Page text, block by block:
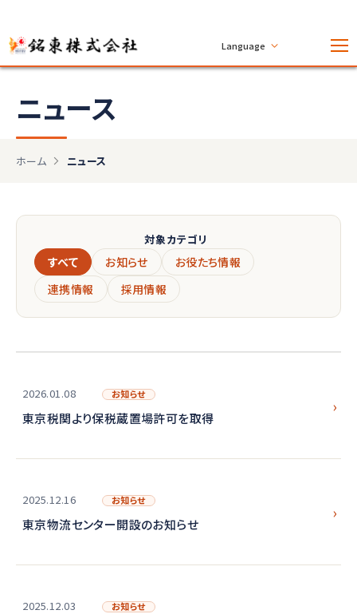
Language
ニュース
ホーム ニュース
対象カテゴリ
すべて お知らせ
お役たち情報
連携情報
採用情報
2026.01.08 お知らせ
東京税関より保税蔵置場許可を取得
2025.12.16 お知らせ
東京物流センター開設のお知らせ
2025.12.03 お知らせ